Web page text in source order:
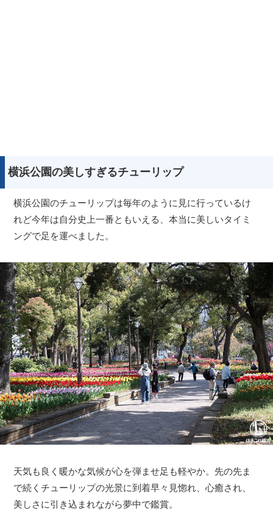
横浜公園の美しすぎるチューリップ
横浜公園のチューリップは毎年のように見に行っているけ
れど今年は自分史上一番ともいえる、本当に美しいタイミ
ングで足を運べました。
天気も良く暖かな気候が心を弾ませ足も軽やか。先の先ま
で続くチューリップの光景に到着早々見惚れ、心癒され、
美しさに引き込まれながら夢中で鑑賞。